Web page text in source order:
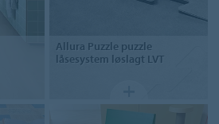
Allura Puzzle puzzle
låsesystem løslagt LVT